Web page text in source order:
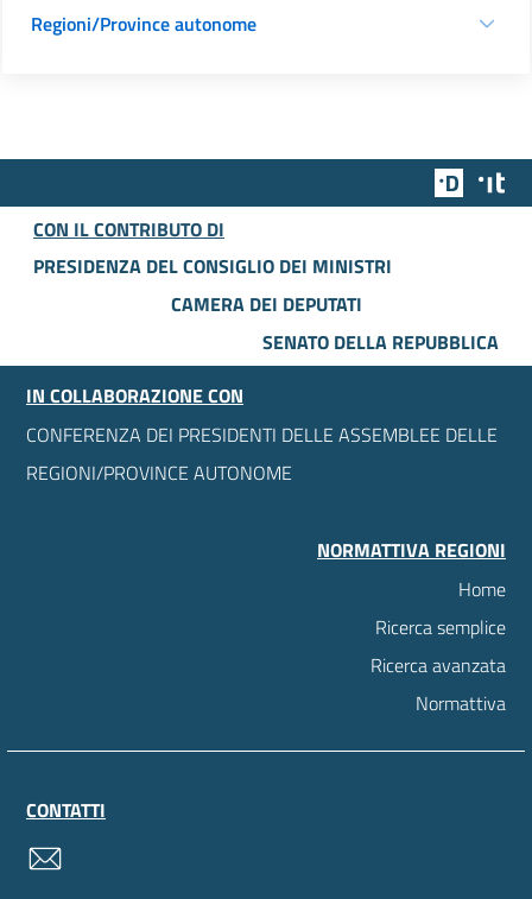
Regioni/Province autonome
Team
CON IL CONTRIBUTO DI
PRESIDENZA DEL CONSIGLIO DEI MINISTRI
CAMERA DEI DEPUTATI
SENATO DELLA REPUBBLICA
IN COLLABORAZIONE CON
CONFERENZA DEI PRESIDENTI DELLE ASSEMBLEE DELLE
REGIONI/PROVINCE AUTONOME
NORMATTIVA REGIONI
Home
Ricerca semplice
Ricerca avanzata
Normattiva
CONTATTI